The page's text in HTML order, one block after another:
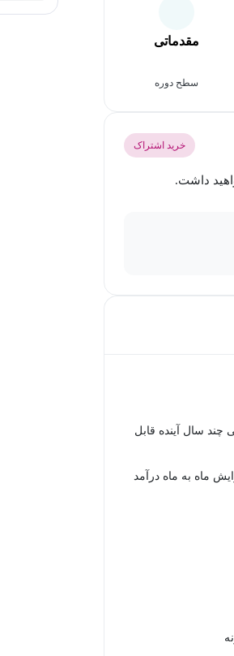
مقدماتی
سطح دوره
خرید اشتراک
چند سال آینده قابل
ماه به ماه درآمد